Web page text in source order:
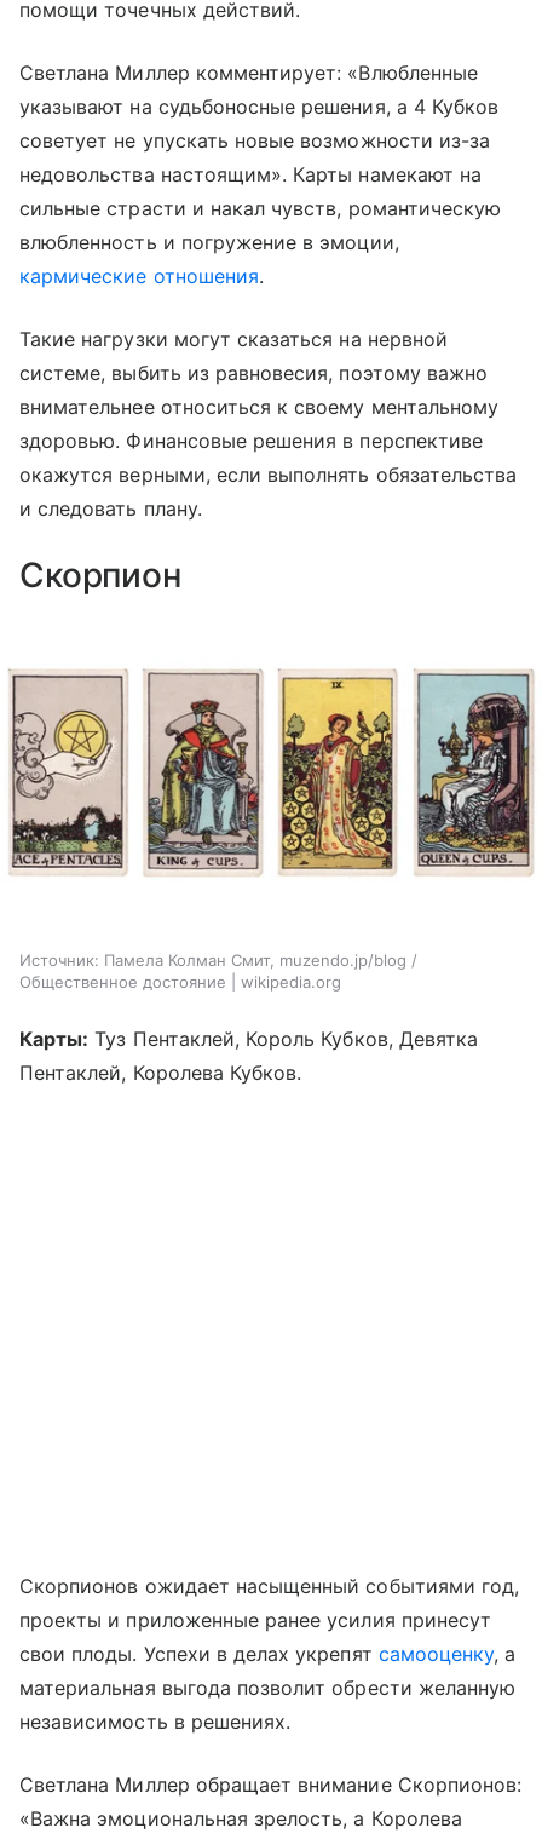
помощи точечных действий.
Светлана Миллер комментирует: «Влюбленные
указывают на судьбоносные решения, а 4 Кубков
советует не упускать новые возможности из-за
недовольства настоящим». Карты намекают на
сильные страсти и накал чувств, романтическую
влюбленность и погружение в эмоции,
кармические отношения.
Такие нагрузки могут сказаться на нервной
системе, выбить из равновесия, поэтому важно
внимательнее относиться к своему ментальному
здоровью. Финансовые решения в перспективе
окажутся верными, если выполнять обязательства
и следовать плану.
Скорпион
Источник: Памела Колман Смит, muzendo.jp/blog /
Общественное достояние | wikipedia.org
Карты: Туз Пентаклей, Король Кубков, Девятка
Пентаклей, Королева Кубков.
Скорпионов ожидает насыщенный событиями год,
проекты и приложенные ранее усилия принесут
свои плоды. Успехи в делах укрепят самооценку, а
материальная выгода позволит обрести желанную
независимость в решениях.
Светлана Миллер обращает внимание Скорпионов:
«Важна эмоциональная зрелость, а Королева